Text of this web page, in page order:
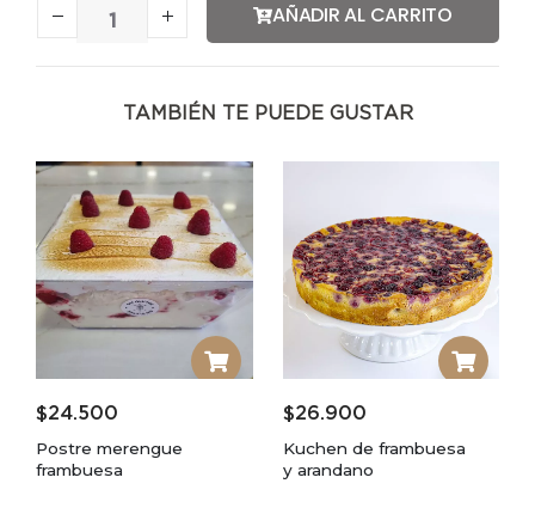
AÑADIR AL CARRITO
TAMBIÉN TE PUEDE GUSTAR
$24.500
Postre merengue
frambuesa
$26.900
Kuchen de frambuesa
y arandano